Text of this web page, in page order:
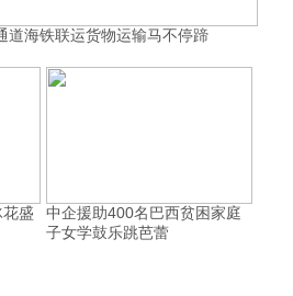
道海铁联运货物运输马不停蹄
盛
中企援助400名巴西贫困家庭
子女学鼓乐跳芭蕾